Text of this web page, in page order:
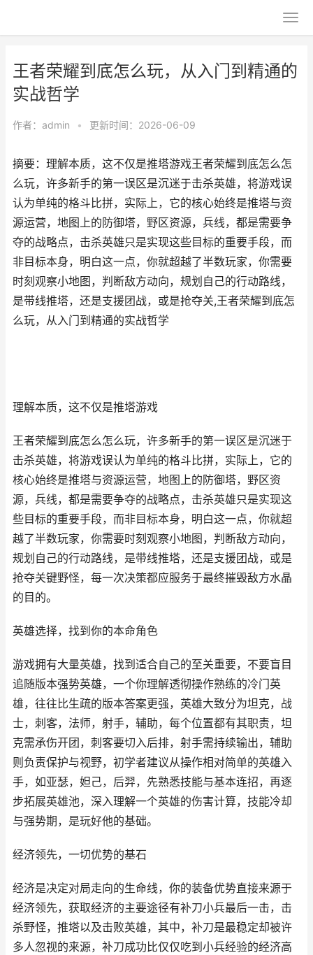
王者荣耀到底怎么玩，从入门到精通的
实战哲学
作者： admin • 更新时间：2026-06-09
摘要：理解本质，这不仅是推塔游戏王者荣耀到底怎么怎
么玩，许多新手的第一误区是沉迷于击杀英雄，将游戏误
认为单纯的格斗比拼，实际上，它的核心始终是推塔与资
源运营，地图上的防御塔，野区资源，兵线，都是需要争
夺的战略点，击杀英雄只是实现这些目标的重要手段，而
非目标本身，明白这一点，你就超越了半数玩家，你需要
时刻观察小地图，判断敌方动向，规划自己的行动路线，
是带线推塔，还是支援团战，或是抢夺关,王者荣耀到底怎
么玩，从入门到精通的实战哲学
理解本质，这不仅是推塔游戏
王者荣耀到底怎么怎么玩，许多新手的第一误区是沉迷于
击杀英雄，将游戏误认为单纯的格斗比拼，实际上，它的
核心始终是推塔与资源运营，地图上的防御塔，野区资
源，兵线，都是需要争夺的战略点，击杀英雄只是实现这
些目标的重要手段，而非目标本身，明白这一点，你就超
越了半数玩家，你需要时刻观察小地图，判断敌方动向，
规划自己的行动路线，是带线推塔，还是支援团战，或是
抢夺关键野怪，每一次决策都应服务于最终摧毁敌方水晶
的目的。
英雄选择，找到你的本命角色
游戏拥有大量英雄，找到适合自己的至关重要，不要盲目
追随版本强势英雄，一个你理解透彻操作熟练的冷门英
雄，往往比生疏的版本答案更强，英雄大致分为坦克，战
士，刺客，法师，射手，辅助，每个位置都有其职责，坦
克需承伤开团，刺客要切入后排，射手需持续输出，辅助
则负责保护与视野，初学者建议从操作相对简单的英雄入
手，如亚瑟，妲己，后羿，先熟悉技能与基本连招，再逐
步拓展英雄池，深入理解一个英雄的伤害计算，技能冷却
与强势期，是玩好他的基础。
经济领先，一切优势的基石
经济是决定对局走向的生命线，你的装备优势直接来源于
经济领先，获取经济的主要途径有补刀小兵最后一击，击
杀野怪，推塔以及击败英雄，其中，补刀是最稳定却被许
多人忽视的来源，补刀成功比仅仅吃到小兵经验的经济高